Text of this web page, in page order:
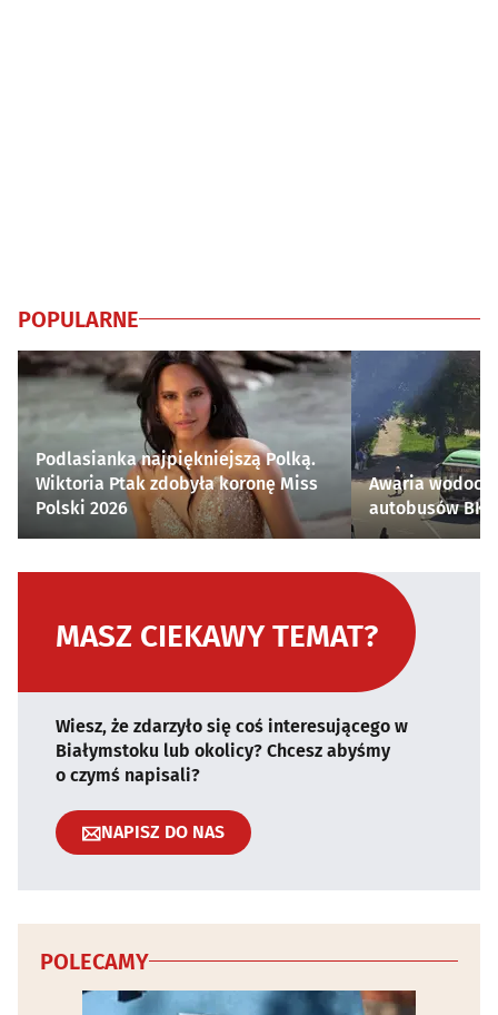
POPULARNE
Podlasianka najpiękniejszą Polką.
Wiktoria Ptak zdobyła koronę Miss
Polski 2026
Awaria
autobusów
MASZ CIEKAWY TEMAT?
Wiesz, że zdarzyło się coś interesującego w
Białymstoku lub okolicy? Chcesz abyśmy
o czymś napisali?
NAPISZ DO NAS
POLECAMY